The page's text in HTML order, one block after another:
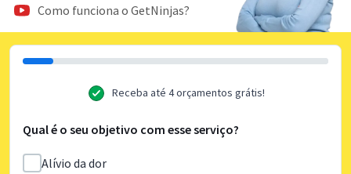
Como funciona o GetNinjas?
Receba até 4 orçamentos grátis!
Qual é o seu objetivo com esse serviço?
Alívio da dor